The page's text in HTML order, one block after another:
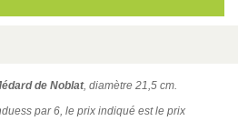
de Noblat, diamètre 21,5 cm.
par 6, le prix indiqué est le prix